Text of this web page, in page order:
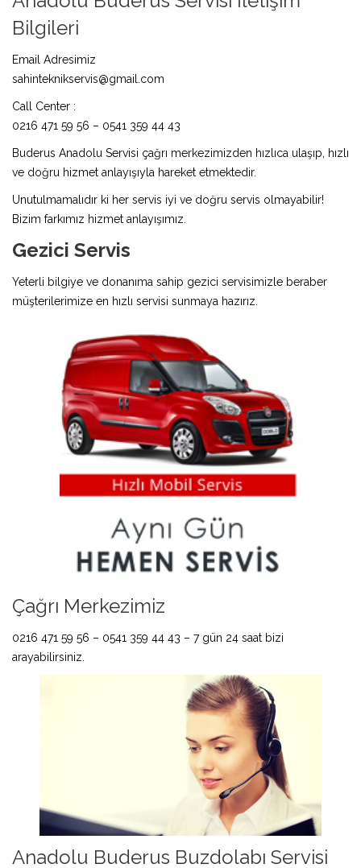
Bilgileri
Email Adresimiz
sahinteknikservis@gmail.com
Call Center :
0216 471 59 56 – 0541 359 44 43
Buderus Anadolu Servisi çağrı merkezimizden hızlıca ulaşıp, hızlı
ve doğru hizmet anlayışıyla hareket etmektedir.
Unutulmamalıdır ki her servis iyi ve doğru servis olmayabilir!
Bizim farkımız hizmet anlayışımız.
Gezici Servis
Yeterli bilgiye ve donanıma sahip gezici servisimizle beraber
müşterilerimize en hızlı servisi sunmaya hazırız.
Çağrı Merkezimiz
0216 471 59 56 – 0541 359 44 43 – 7 gün 24 saat bizi
arayabilirsiniz.
Anadolu Buderus Buzdolabı Servisi